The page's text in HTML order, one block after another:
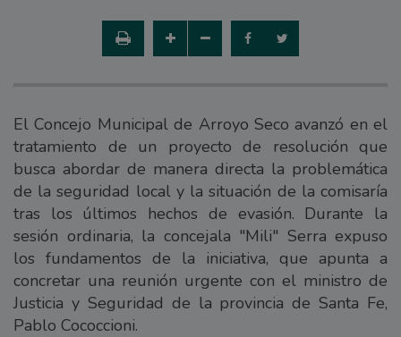
El Concejo Municipal de Arroyo Seco avanzó en el
tratamiento de un proyecto de resolución que
busca abordar de manera directa la problemática
de la seguridad local y la situación de la comisaría
tras los últimos hechos de evasión. Durante la
sesión ordinaria, la concejala "Mili" Serra expuso
los fundamentos de la iniciativa, que apunta a
concretar una reunión urgente con el ministro de
Justicia y Seguridad de la provincia de Santa Fe,
Pablo Cococcioni.